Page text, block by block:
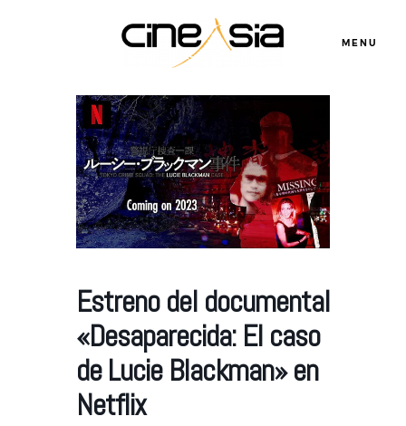
MENU
Estreno del documental
«Desaparecida: El caso
de Lucie Blackman» en
Netflix
Servicios